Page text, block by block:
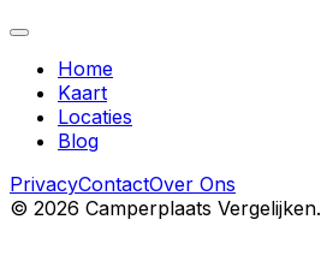
Home
Kaart
Locaties
Blog
PrivacyContactOver Ons
© 2026 Camperplaats Vergelijken.